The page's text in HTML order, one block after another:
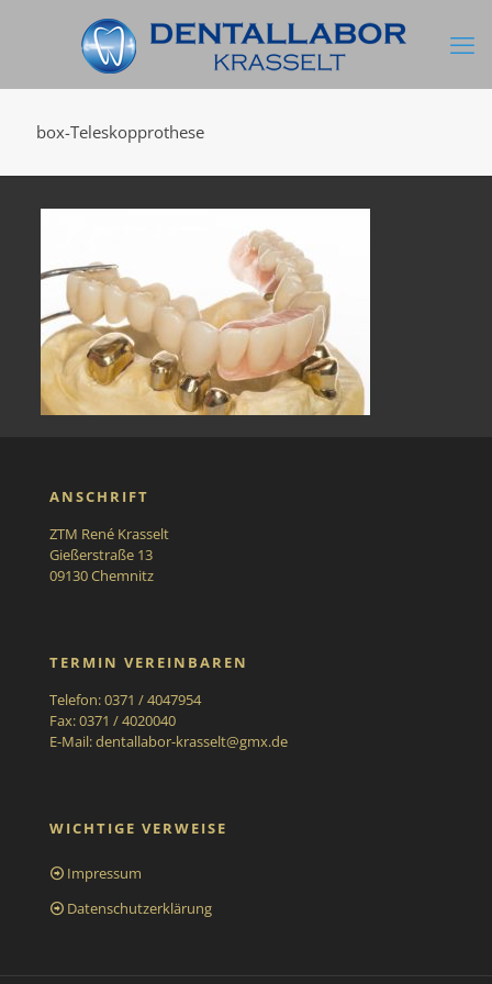
box-Teleskopprothese
ANSCHRIFT
ZTM René Krasselt
Gießerstraße 13
09130 Chemnitz
TERMIN VEREINBAREN
Telefon: 0371 / 4047954
Fax: 0371 / 4020040
E-Mail:dentallabor-krasselt@gmx.de
WICHTIGE VERWEISE
Impressum
Datenschutzerklärung